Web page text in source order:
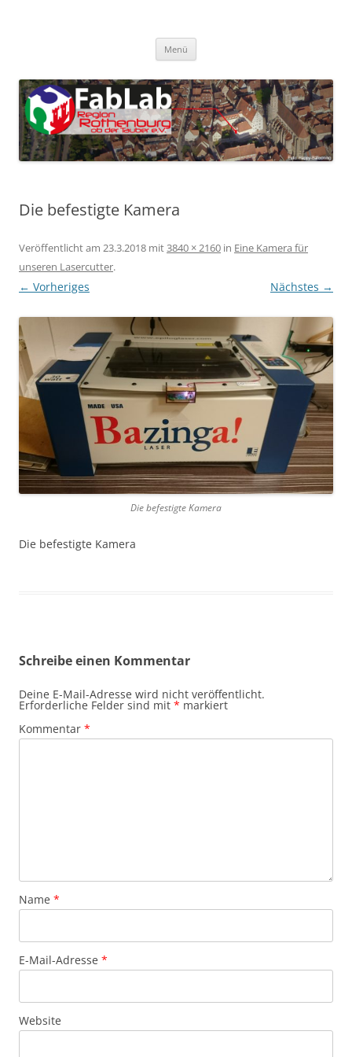
Menü
Die befestigte Kamera
Veröffentlicht am 23.3.2018 mit3840 × 2160 in Eine Kamera für
unseren Lasercutter.
← Vorheriges Nächstes →
Die befestigte Kamera
Die befestigte Kamera
Schreibe einen Kommentar
Deine E-Mail-Adresse wird nicht veröffentlicht.
Erforderliche Felder sind mit * markiert
Kommentar *
Name *
E-Mail-Adresse *
Website